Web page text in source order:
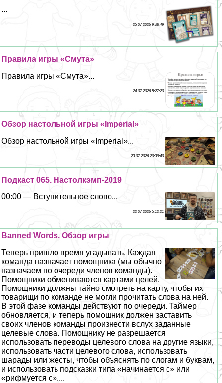
...
25 07 2026 9:38:49
Правила игры «Смута»
Правила игры «Смута»...
24 07 2026 5:27:20
Обзор настольной игры «Imperial»
Обзор настольной игры «Imperial»...
23 07 2026 20:39:40
Подкаст 065. Настолкэмп-2019
00:00 — Вступительное слово...
22 07 2026 5:12:21
Banned Words. Обзор игры
Теперь пришло время угадывать. Каждая
комaнда назначает помощника (мы обычно
назначаем по очереди члeнов комaнды).
Помощники обмениваются картами целей.
Помощники должны тайно смотреть на карту, чтобы их
товарищи по комaнде не могли прочитать слова на ней.
В этой фазе комaнды действуют по очереди. Таймер
обновляется, и теперь помощник должен заставить
своих члeнов комaнды произнести вслух заданные
целевые слова. Помощнику не разрешается
использовать переводы целевого слова на другие языки,
использовать части целевого слова, использовать
шарады или жесты, чтобы объяснять по слогам и буквам,
и использовать подсказки типа «начинается с» или
«рифмуется с»....